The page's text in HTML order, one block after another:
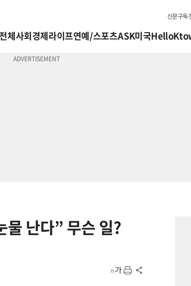
신문구독
체사회경제라이프연예/스포츠ASK미국
물 난다” 무슨 일?